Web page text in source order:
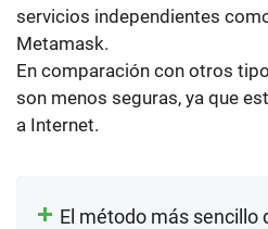
servicios independientes
Metamask.
En comparación con otros
son menos seguras, ya que
a Internet.
El método más sencillo